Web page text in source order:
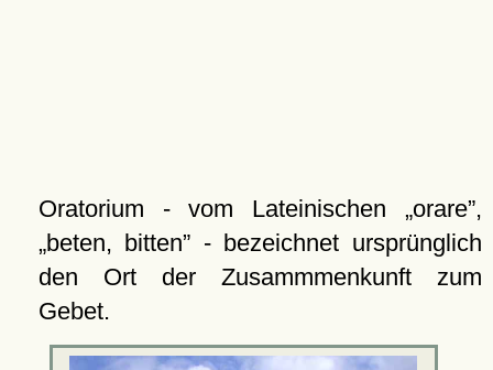
Oratorium - vom Lateinischen orare ,
beten, bitten
- bezeichnet ursprünglich
den Ort der Zusammmenkunft zum
Gebet.